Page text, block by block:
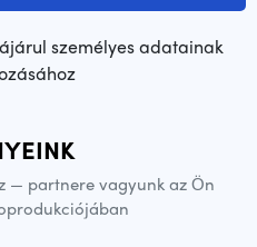
személyes adatainak
— partnere vagyunk az Ön